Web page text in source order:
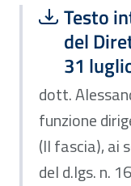
Scarica
Testo
del
31
Formato
dott.
funzione
(II fascia), ai
del d.lgs. n.